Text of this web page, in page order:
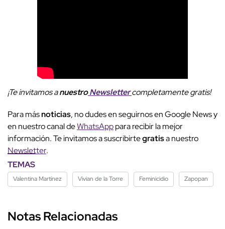
¡Te invitamos anuestroNewslettercompletamente gratis!
Para másnoticias, no dudes en seguirnos en Google News y
en nuestro canal deWhatsApppara recibir la mejor
información. Te invitamos a suscribirtegratisa nuestro
Newsletter.
TEMAS
Valentina Martínez Vivian de la Torre Feminicidio Zapopan
Notas Relacionadas